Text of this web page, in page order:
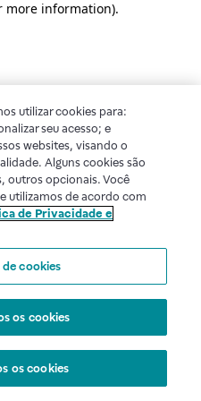
more information).
utilizar cookies para:
seu acesso; e
websites, visando o
Alguns cookies são
outros opcionais. Você
utilizamos de acordo com
de Privacidade e
cookies
os cookies
os cookies